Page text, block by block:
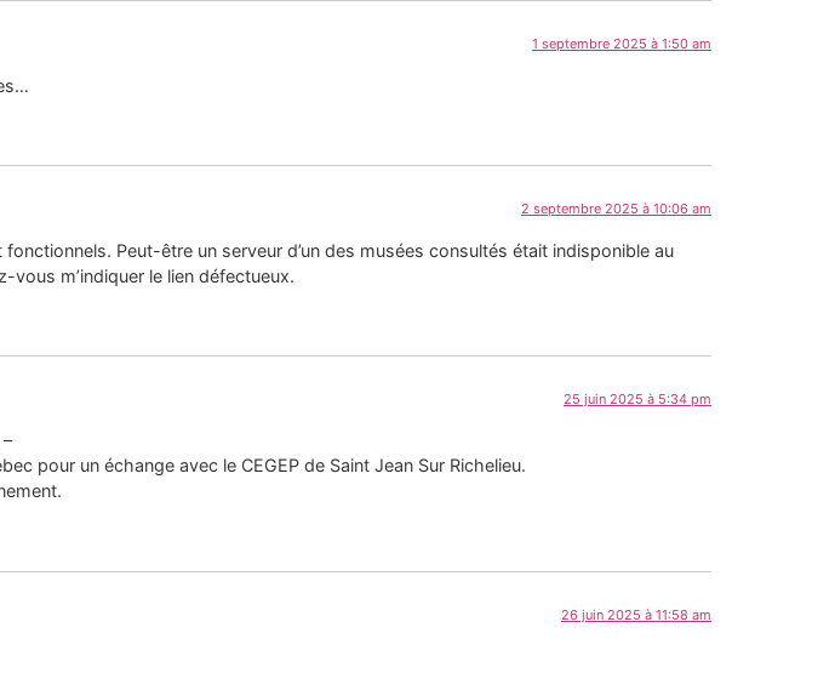
1 septembre 2025 à 1:50 am
2 septembre 2025 à 10:06 am
Peut-être un serveur d’un des musées consultés était indisponible au
vous m’indiquer le lien défectueux.
25 juin 2025 à 5:34 pm
pour un échange avec le CEGEP de Saint Jean Sur Richelieu.
26 juin 2025 à 11:58 am